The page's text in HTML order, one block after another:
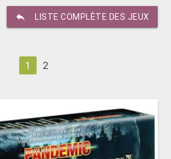
reply LISTE COMPLÈTE DES JEUX
1 2